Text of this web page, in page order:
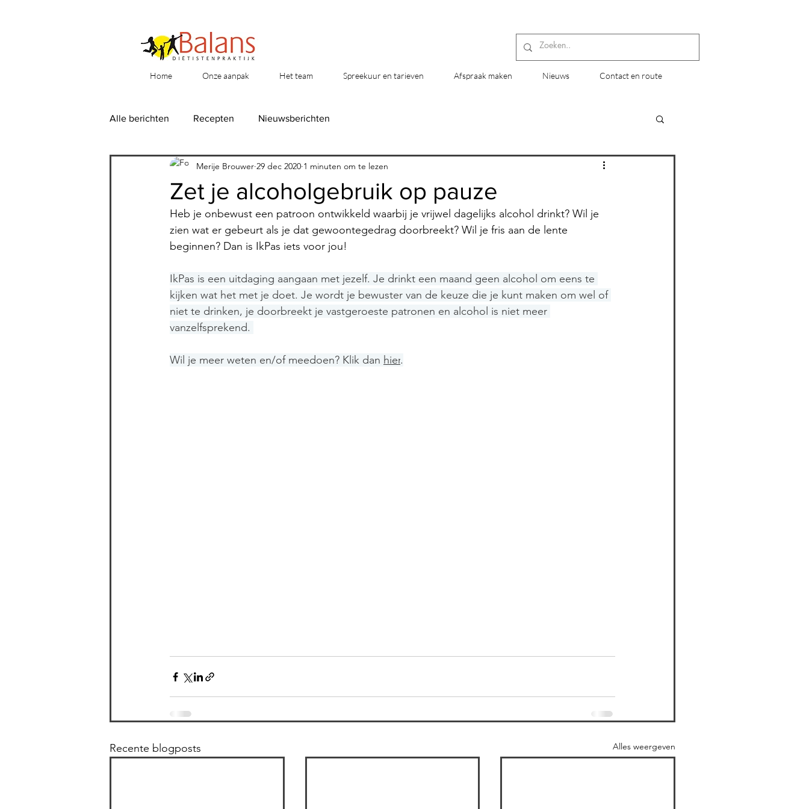
Home Onze aanpak Het team Spreekuur en tarieven Afspraak maken Nieuws Contact en route
Alle berichten Recepten Nieuwsberichten
Zet je alcoholgebruik op pauze
Merije Brouwer 29 dec 2020 1 minuten om te lezen
Heb je onbewust een patroon ontwikkeld waarbij je vrijwel dagelijks alcohol drinkt? Wil je
zien wat er gebeurt als je dat gewoontegedrag doorbreekt? Wil je fris aan de lente
beginnen? Dan is IkPas iets voor jou!
IkPas is een uitdaging aangaan met jezelf. Je drinkt een maand geen alcohol om eens te
kijken wat het met je doet. Je wordt je bewuster van de keuze die je kunt maken om wel of
niet te drinken, je doorbreekt je vastgeroeste patronen en alcohol is niet meer
vanzelfsprekend.
Wil je meer weten en/of meedoen? Klik dan hier.
Recente blogposts Alles weergeven